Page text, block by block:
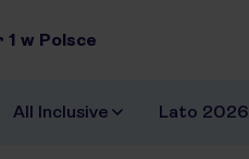
1 w Polsce
All Inclusive Lato 2026